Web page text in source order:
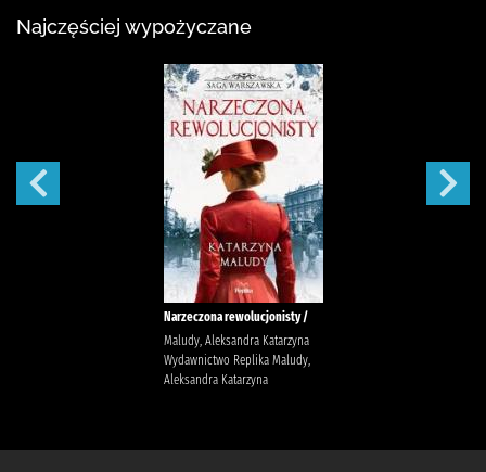
Najczęściej wypożyczane
Narzeczona rewolucjonisty /
Maludy, Aleksandra Katarzyna
Wydawnictwo Replika Maludy,
Aleksandra Katarzyna